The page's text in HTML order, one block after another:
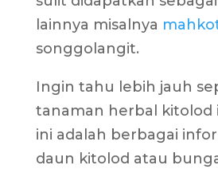
lainnya misalnya
songgolangit.
Ingin tahu lebih jauh
tanaman herbal kitolod
ini adalah berbagai
daun kitolod atau